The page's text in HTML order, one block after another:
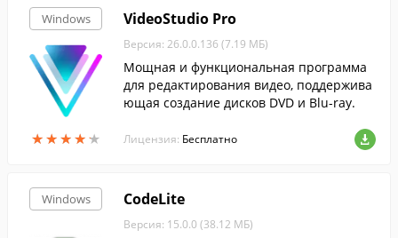
Windows
★★★★★
★★★★★
VideoStudio Pro
Версия: 26.0.0.136 (7.19 МБ)
Мощная и функциональная программа
для редактирования видео, поддержива
ющая создание дисков DVD и Blu-ray.
Лицензия: Бесплатно
Windows CodeLite
Версия: 15.0.0 (38.12 МБ)